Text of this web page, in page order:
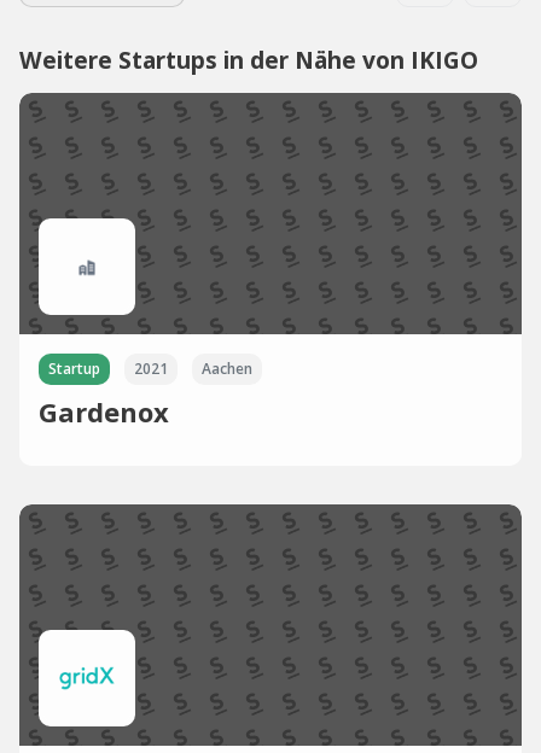
Weitere Startups in der Nähe von IKIGO
Startup 2021 Aachen
Gardenox